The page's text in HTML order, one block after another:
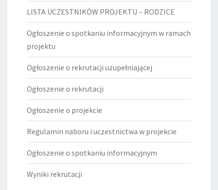
LISTA UCZESTNIKÓW PROJEKTU – RODZICE
Ogłoszenie o spotkaniu informacyjnym w ramach
projektu
Ogłoszenie o rekrutacji uzupełniającej
Ogłoszenie o rekrutacji
Ogłoszenie o projekcie
Regulamin naboru i uczestnictwa w projekcie
Ogłoszenie o spotkaniu informacyjnym
Wyniki rekrutacji